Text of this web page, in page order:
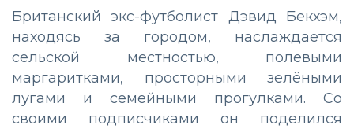
Британский экс-футболист Дэвид Бекхэм,
находясь за городом, наслаждается
сельской местностью, полевыми
маргаритками, просторными зелёными
лугами и семейными прогулками. Со
своими подписчиками он поделился